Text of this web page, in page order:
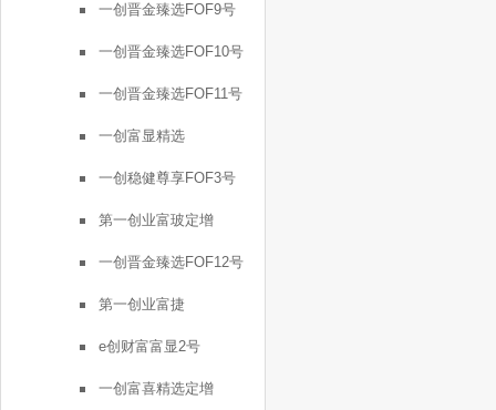
一创晋金臻选FOF9号
一创晋金臻选FOF10号
一创晋金臻选FOF11号
一创富显精选
一创稳健尊享FOF3号
第一创业富玻定增
一创晋金臻选FOF12号
第一创业富捷
e创财富富显2号
一创富喜精选定增